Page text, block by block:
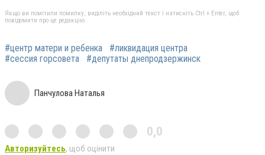
Якщо ви помітили помилку, виділіть необхідний текст і натисніть Ctrl + Enter, щоб
повідомити про це редакцію
#центр матери и ребенка
#ликвидация центра
#сессия горсовета
#депутаты днепродзержинск
Панчулова Наталья
0,0
Авторизуйтесь, щоб оцінити